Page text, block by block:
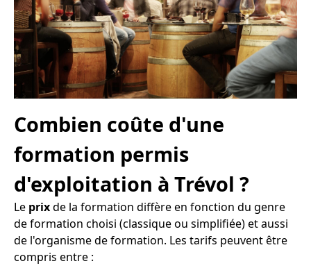
Combien coûte d'une
formation permis
d'exploitation à Trévol ?
Le prixde la formation diffère en fonction du genre
de formation choisi (classique ou simplifiée) et aussi
de l'organisme de formation. Les tarifs peuvent être
compris entre :